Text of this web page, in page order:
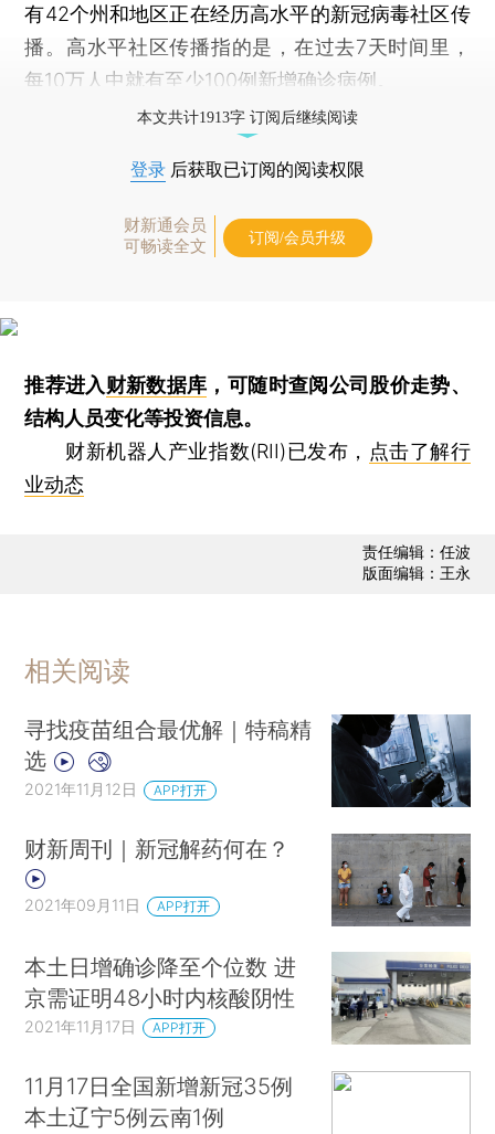
有42个州和地区正在经历高水平的新冠病毒社区传
播。高水平社区传播指的是，在过去7天时间里，
每10万人中就有至少100例新增确诊病例。
本文共计1913字 订阅后继续阅读
登录 后获取已订阅的阅读权限
财新通会员
可畅读全文
订阅/会员升级
推荐进入财新数据库 ，可随时查阅公司股价走势、
结构人员变化等投资信息。
财新机器人产业指数(RII)已发布， 点击了解行
业动态
责任编辑：任波
版面编辑：王永
相关阅读
寻找疫苗组合最优解｜特稿精
选
2021年11月12日 APP打开
财新周刊｜新冠解药何在？
2021年09月11日 APP打开
本土日增确诊降至个位数 进
京需证明48小时内核酸阴性
2021年11月17日 APP打开
11月17日全国新增新冠35例
本土辽宁5例云南1例